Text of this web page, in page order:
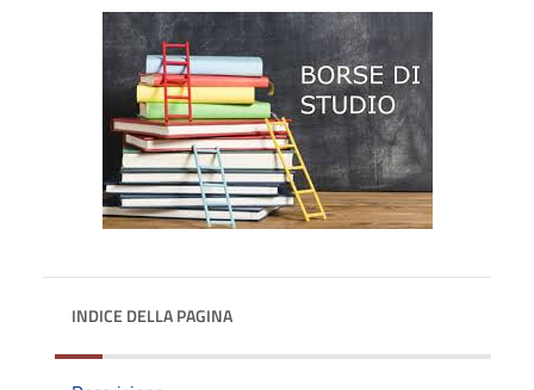
INDICE DELLA PAGINA